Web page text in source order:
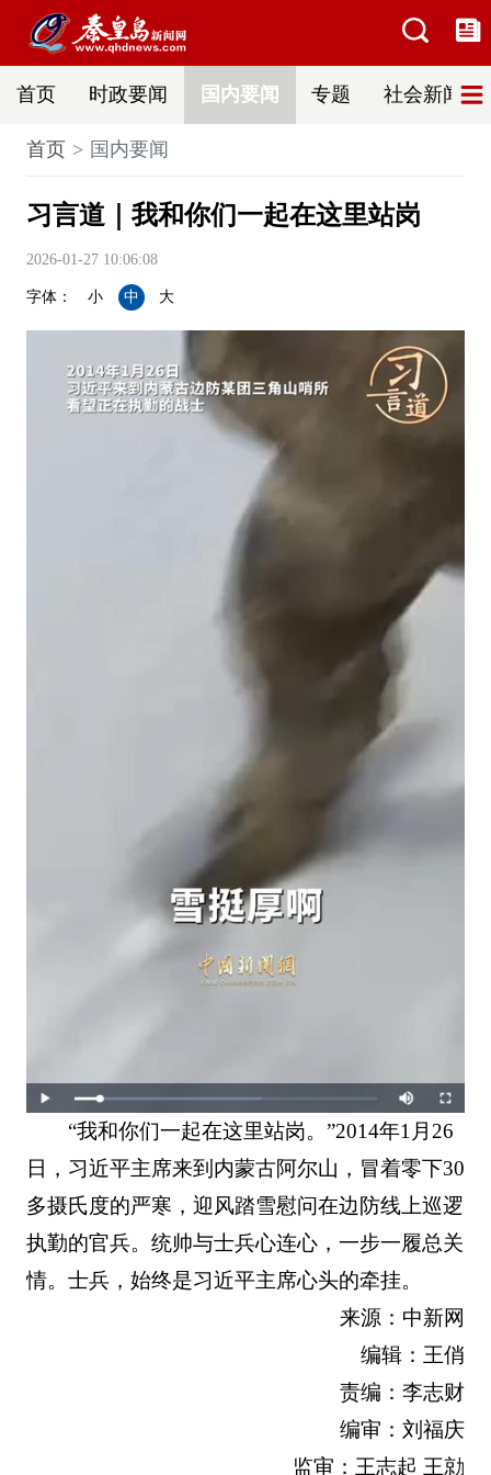
首页 时政要闻 国内要闻 专题 社会新闻
首页 国内要闻
习言道｜我和你们一起在这里站岗
2026-01-27 10:06:08
字体： 小 中 大
“我和你们一起在这里站岗。”2014年1月26
日，习近平主席来到内蒙古阿尔山，冒着零下30
多摄氏度的严寒，迎风踏雪慰问在边防线上巡逻
执勤的官兵。统帅与士兵心连心，一步一履总关
情。士兵，始终是习近平主席心头的牵挂。
来源：中新网
编辑：王俏
责编：李志财
编审：刘福庆
监审：王志起 王勍